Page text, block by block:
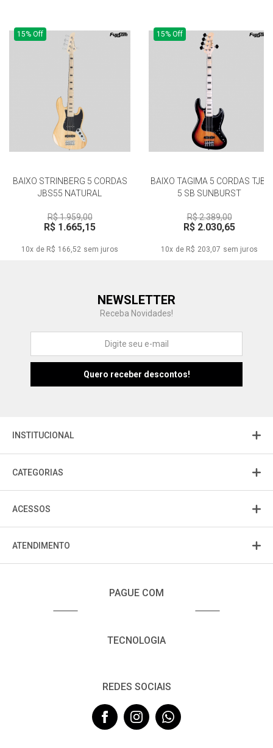
15% Off
BAIXO STRINBERG 5 CORDAS
JBS55 NATURAL
R$ 1.959,00
R$ 1.665,15
10x de R$ 166,52 sem juros
15% Off
BAIXO TAGIMA 5 CORDAS TJB-
5 SB SUNBURST
R$ 2.389,00
R$ 2.030,65
10x de R$ 203,07 sem juros
NEWSLETTER
Receba Novidades!
INSTITUCIONAL
CATEGORIAS
ACESSOS
ATENDIMENTO
PAGUE COM
TECNOLOGIA
REDES SOCIAIS
Fu Fujisom